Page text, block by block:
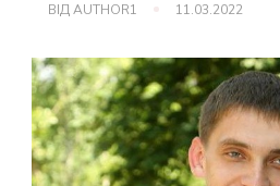
ВІДAUTHOR1 11.03.2022